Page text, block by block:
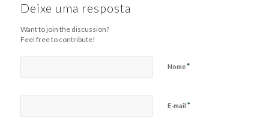
Deixe uma resposta
Want to join the discussion?
Feel free to contribute!
Nome*
E-mail *